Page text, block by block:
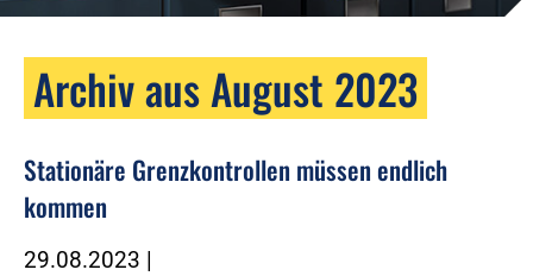
Archiv aus August 2023
Stationäre Grenzkontrollen müssen endlich
kommen
29.08.2023 |